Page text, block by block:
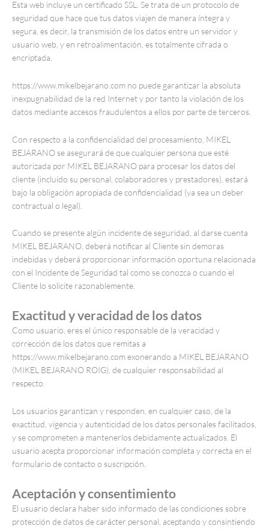
Esta web incluye un certificado SSL. Se trata de un protocolo de
seguridad que hace que tus datos viajen de manera íntegra y
segura, es decir, la transmisión de los datos entre un servidor y
usuario web, y en retroalimentación, es totalmente cifrada o
encriptada.
https://www.mikelbejarano.com no puede garantizar la absoluta
inexpugnabilidad de la red Internet y por tanto la violación de los
datos mediante accesos fraudulentos a ellos por parte de terceros.
Con respecto a la confidencialidad del procesamiento, MIKEL
BEJARANO se asegurará de que cualquier persona que esté
autorizada por MIKEL BEJARANO para procesar los datos del
cliente (incluido su personal, colaboradores y prestadores), estará
bajo la obligación apropiada de confidencialidad (ya sea un deber
contractual o legal).
Cuando se presente algún incidente de seguridad, al darse cuenta
MIKEL BEJARANO, deberá notificar al Cliente sin demoras
indebidas y deberá proporcionar información oportuna relacionada
con el Incidente de Seguridad tal como se conozca o cuando el
Cliente lo solicite razonablemente.
Exactitud y veracidad de los datos
Como usuario, eres el único responsable de la veracidad y
corrección de los datos que remitas a
https://www.mikelbejarano.com exonerando a MIKEL BEJARANO
(MIKEL BEJARANO ROIG), de cualquier responsabilidad al
respecto.
Los usuarios garantizan y responden, en cualquier caso, de la
exactitud, vigencia y autenticidad de los datos personales facilitados,
y se comprometen a mantenerlos debidamente actualizados. El
usuario acepta proporcionar información completa y correcta en el
formulario de contacto o suscripción.
Aceptación y consentimiento
El usuario declara haber sido informado de las condiciones sobre
protección de datos de carácter personal, aceptando y consintiendo